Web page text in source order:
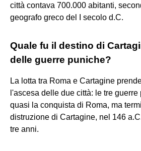
città contava 700.000 abitanti,
geografo greco del I secolo d.C.
Quale fu il destino di
delle guerre puniche?
La lotta tra Roma e Cartagine
l'ascesa delle due città: le tre
quasi la conquista di Roma, ma
distruzione di Cartagine, nel 146
tre anni.